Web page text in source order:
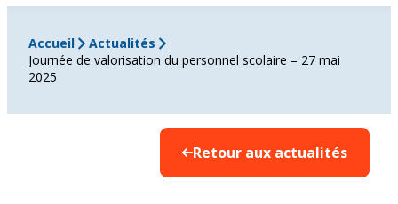
menu
Accueil
Actualités
Journée de valorisation du personnel scolaire – 27 mai
2025
Retour aux actualités